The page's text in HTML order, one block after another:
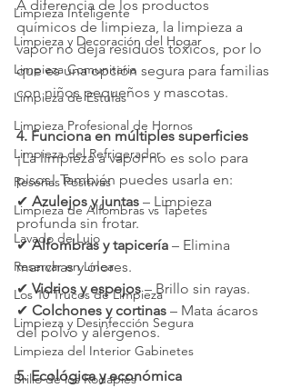
Limpieza Inteligente
Limpieza y Decoración del Hogar
Limpieza Comunitaria
Limpieza de Estufas
Limpieza Profesional de Hornos
Limpieza del Refrigerador
Reseñas Positivas
Limpieza de Alfombras vs Tapetes
Lavado de Lujo
Reservar en Línea
Los 10 Trucos de Limpieza
Limpieza y Desinfección Segura
Limpieza del Interior Gabinetes
Brillo de los Rodapiés
A diferencia de los productos
químicos de limpieza, la limpieza a
vapor no deja residuos tóxicos, por lo
que es una opción segura para familias
con niños pequeños y mascotas.
4. Funciona en múltiples superficies
¡La limpieza a vapor no es solo para
pisos! También puedes usarla en:
✔ Azulejos y juntas – Limpieza
profunda sin frotar.
✔ Alfombras y tapicería – Elimina
manchas y olores.
✔ Vidrios y espejos – Brillo sin rayas.
✔ Colchones y cortinas – Mata ácaros
del polvo y alérgenos.
5. Ecológica y económica